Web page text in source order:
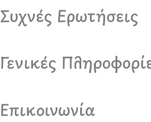
Συχνές Ερωτήσεις
Γενικές
Επικοινωνία